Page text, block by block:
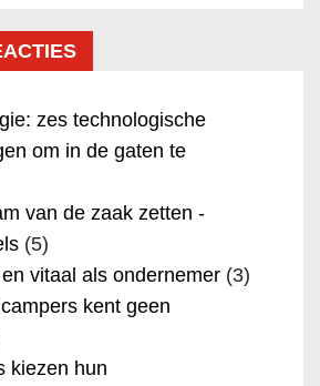
zes technologische
om in de gaten te
van de zaak zetten -
(5)
vitaal als ondernemer (3)
kent geen
kiezen hun